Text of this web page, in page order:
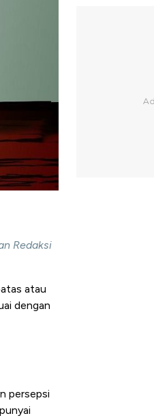
Redaksi
atau
dengan
persepsi